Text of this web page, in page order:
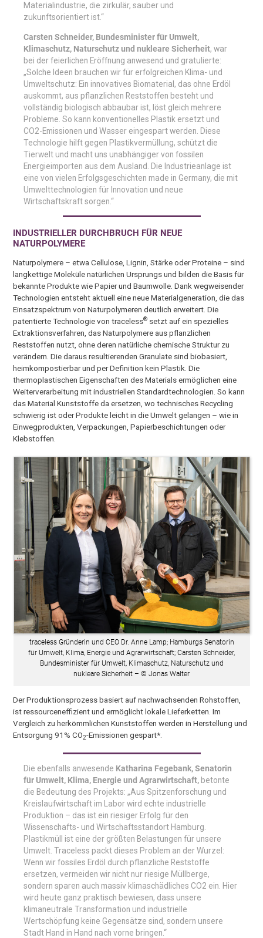
Materialindustrie, die zirkulär, sauber und
zukunftsorientiert ist.“
Carsten Schneider, Bundesminister für Umwelt,
Klimaschutz, Naturschutz und nukleare Sicherheit, war
bei der feierlichen Eröffnung anwesend und gratulierte:
„Solche Ideen brauchen wir für erfolgreichen Klima- und
Umweltschutz: Ein innovatives Biomaterial, das ohne Erdöl
auskommt, aus pflanzlichen Reststoffen besteht und
vollständig biologisch abbaubar ist, löst gleich mehrere
Probleme. So kann konventionelles Plastik ersetzt und
CO2-Emissionen und Wasser eingespart werden. Diese
Technologie hilft gegen Plastikvermüllung, schützt die
Tierwelt und macht uns unabhängiger von fossilen
Energieimporten aus dem Ausland. Die Industrieanlage ist
eine von vielen Erfolgsgeschichten made in Germany, die mit
Umwelttechnologien für Innovation und neue
Wirtschaftskraft sorgen.“
INDUSTRIELLER DURCHBRUCH FÜR NEUE
NATURPOLYMERE
Naturpolymere – etwa Cellulose, Lignin, Stärke oder Proteine – sind
langkettige Moleküle natürlichen Ursprungs und bilden die Basis für
bekannte Produkte wie Papier und Baumwolle. Dank wegweisender
Technologien entsteht aktuell eine neue Materialgeneration, die das
Einsatzspektrum von Naturpolymeren deutlich erweitert. Die
patentierte Technologie von traceless® setzt auf ein spezielles
Extraktionsverfahren, das Naturpolymere aus pflanzlichen
Reststoffen nutzt, ohne deren natürliche chemische Struktur zu
verändern. Die daraus resultierenden Granulate sind biobasiert,
heimkompostierbar und per Definition kein Plastik. Die
thermoplastischen Eigenschaften des Materials ermöglichen eine
Weiterverarbeitung mit industriellen Standardtechnologien. So kann
das Material Kunststoffe da ersetzen, wo technisches Recycling
schwierig ist oder Produkte leicht in die Umwelt gelangen – wie in
Einwegprodukten, Verpackungen, Papierbeschichtungen oder
Klebstoffen.
traceless Gründerin und CEO Dr. Anne Lamp; Hamburgs Senatorin
für Umwelt, Klima, Energie und Agrarwirtschaft; Carsten Schneider,
Bundesminister für Umwelt, Klimaschutz, Naturschutz und
nukleare Sicherheit – © Jonas Walter
Der Produktionsprozess basiert auf nachwachsenden Rohstoffen,
ist ressourceneffizient und ermöglicht lokale Lieferketten. Im
Vergleich zu herkömmlichen Kunststoffen werden in Herstellung und
Entsorgung 91% CO2-Emissionen gespart*.
Die ebenfalls anwesende Katharina Fegebank, Senatorin
für Umwelt, Klima, Energie und Agrarwirtschaft, betonte
die Bedeutung des Projekts: „Aus Spitzenforschung und
Kreislaufwirtschaft im Labor wird echte industrielle
Produktion – das ist ein riesiger Erfolg für den
Wissenschafts- und Wirtschaftsstandort Hamburg.
Plastikmüll ist eine der größten Belastungen für unsere
Umwelt. Traceless packt dieses Problem an der Wurzel:
Wenn wir fossiles Erdöl durch pflanzliche Reststoffe
ersetzen, vermeiden wir nicht nur riesige Müllberge,
sondern sparen auch massiv klimaschädliches CO2 ein. Hier
wird heute ganz praktisch bewiesen, dass unsere
klimaneutrale Transformation und industrielle
Wertschöpfung keine Gegensätze sind, sondern unsere
Stadt Hand in Hand nach vorne bringen.“